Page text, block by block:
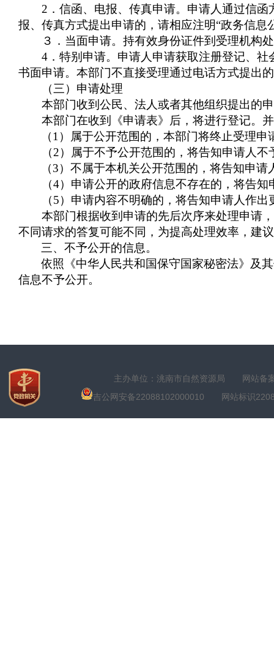
2 ．信函、电报、传真申请。申请人通过信
报、传真方式提出申请的，请相应注明“政务信
３．当面申请。持有效身份证件到受理机
4 ．特别申请。申请人申请获取注册登记、
书面申请。本部门不直接受理通过电话方式提出
（三）申请处理
本部门收到公民、法人或者其他组织提出的申
本部门在收到《申请表》后，将进行登记。并
（1 ）属于公开范围的，本部门将终止受
（2）属于不予公开范围的，将告知申请人
（3）不属于本机关公开范围的，将告知
（4）申请公开的政府信息不存在的，将告知
（5）申请内容不明确的，将告知申请人作出
本部门根据收到申请的先后次序来处理申请，
不同请求的答复可能不同，为提高处理效率，建
三、不予公开的信息。
依照《中华人民共和国保守国家秘密法》及
信息不予公开。
主办单位：洮南市自然资源局
网站备
吉公网安备22088102000010 网站标识